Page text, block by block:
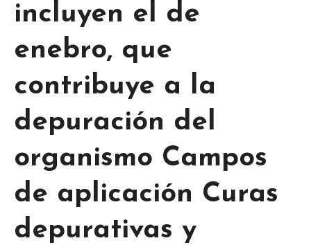
incluyen el de
enebro, que
contribuye a la
depuración del
organismo Campos
de aplicación Curas
depurativas y